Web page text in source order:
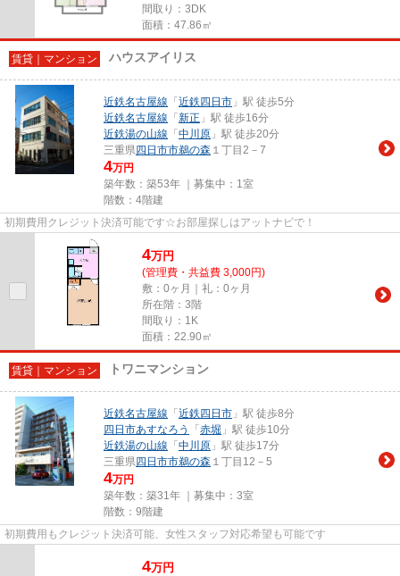
間取り：3DK
面積：47.86㎡
賃貸｜マンション ハウスアイリス
近鉄名古屋線 「 近鉄四日市 」駅 徒歩5分
近鉄名古屋線 「 新正 」駅 徒歩16分
近鉄湯の山線 「 中川原 」駅 徒歩20分
三重県四日市市鵜の森 １丁目2－7
4万円
築年数：築53年 ｜募集中： 1室
階数：4階建
初期費用クレジット決済可能です☆お部屋探しはアットナビで！
4万円
(管理費・共益費 3,000円)
敷：0ヶ月｜礼：0ヶ月
所在階：3階
間取り：1K
面積：22.90㎡
賃貸｜マンション トワニマンション
近鉄名古屋線 「 近鉄四日市 」駅 徒歩8分
四日市あすなろう
「 赤堀 」駅 徒歩10分
近鉄湯の山線 「 中川原 」駅 徒歩17分
三重県四日市市鵜の森 １丁目12－5
4万円
築年数：築31年 ｜募集中： 3室
階数：9階建
初期費用もクレジット決済可能、女性スタッフ対応希望も可能です
4万円